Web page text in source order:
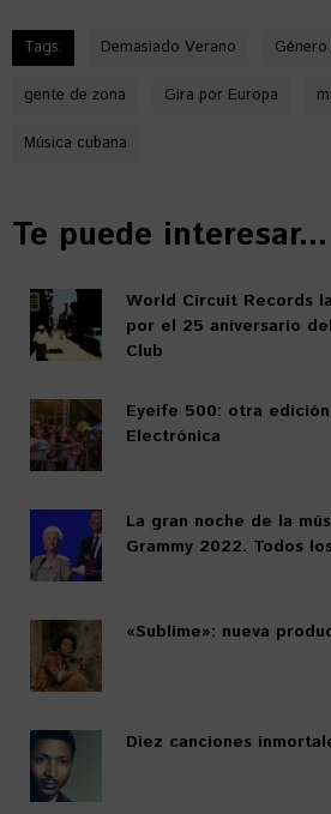
Tags: Demasiado Verano
gente de zona Gira por Europa
Música cubana
Te puede interesar...
World Circuit Records
por el 25 aniversario
Club
Eyeife 500: otra
Electrónica
La gran noche de la
Grammy 2022. Todos
«Sublime»: nueva
Diez canciones